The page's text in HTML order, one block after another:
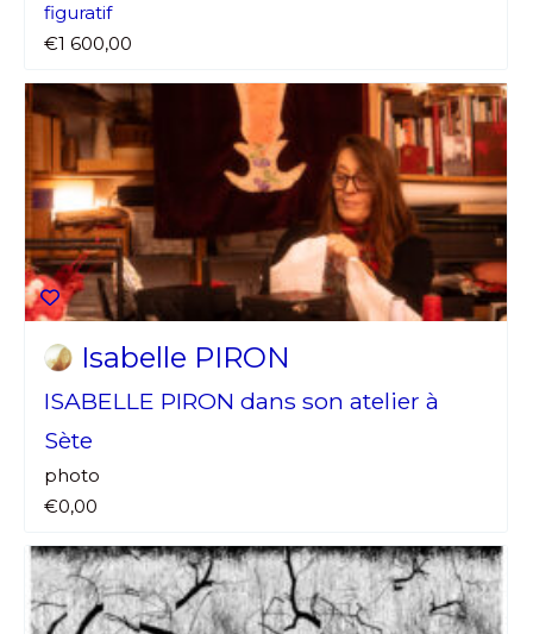
figuratif
€1 600,00
Isabelle PIRON
ISABELLE PIRON dans son atelier à
Sète
photo
€0,00